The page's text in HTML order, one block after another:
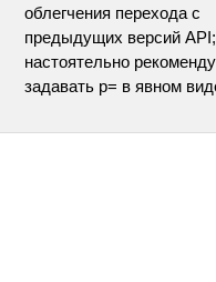
облегчения перехода с
предыдущих версий API;
настоятельно
задавать p= в явном